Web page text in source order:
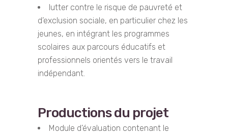
lutter contre le risque de pauvreté et
d’exclusion sociale, en particulier chez les
jeunes, en intégrant les programmes
scolaires aux parcours éducatifs et
professionnels orientés vers le travail
indépendant.
Productions du projet
Module d’évaluation contenant le